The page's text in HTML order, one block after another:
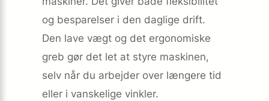
og besparelser i den daglige drift.
Den lave vægt og det ergonomiske
greb gør det let at styre maskinen,
selv når du arbejder over længere tid
eller i vanskelige vinkler.